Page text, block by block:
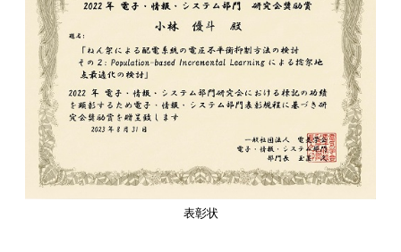
表彰状